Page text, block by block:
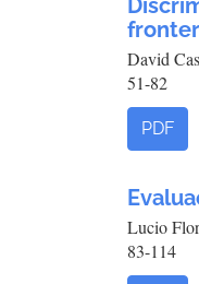
David
51-82
PDF
Lucio
83-114